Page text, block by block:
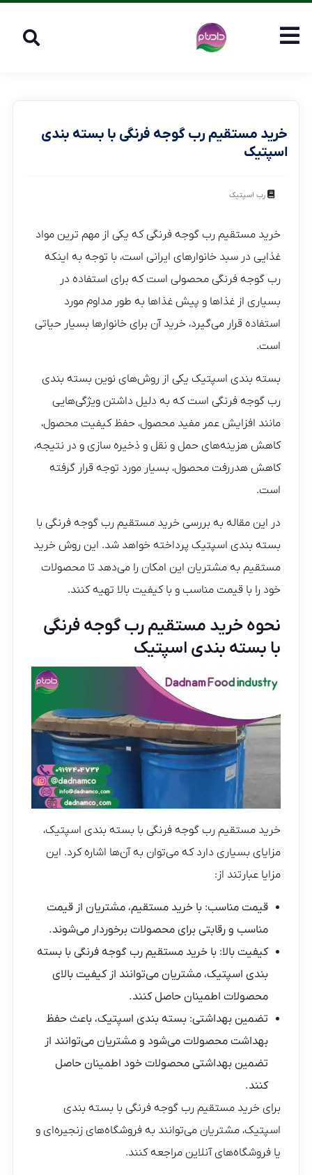
خرید مستقیم رب گوجه فرنگی با بسته بندی
اسپتیک
رب اسپتیک
خرید مستقیم رب گوجه فرنگی که یکی از مهم ترین مواد
غذایی در سبد خانوارهای ایرانی است، با توجه به اینکه
رب گوجه فرنگی محصولی است که برای استفاده در
بسیاری از غذاها و پیش غذاها به طور مداوم مورد
استفاده قرار می‌گیرد، خرید آن برای خانوارها بسیار حیاتی
است.
بسته بندی اسپتیک یکی از روش‌های نوین بسته بندی
رب گوجه فرنگی است که به دلیل داشتن ویژگی‌هایی
مانند افزایش عمر مفید محصول، حفظ کیفیت محصول،
کاهش هزینه‌های حمل و نقل و ذخیره سازی و در نتیجه،
کاهش هدررفت محصول، بسیار مورد توجه قرار گرفته
است.
در این مقاله به بررسی خرید مستقیم رب گوجه فرنگی با
بسته بندی اسپتیک پرداخته خواهد شد. این روش خرید
مستقیم به مشتریان این امکان را می‌دهد تا محصولات
خود را با قیمت مناسب و با کیفیت بالا تهیه کنند.
نحوه خرید مستقیم رب گوجه فرنگی
با بسته بندی اسپتیک
خرید مستقیم رب گوجه فرنگی با بسته بندی اسپتیک،
مزایای بسیاری دارد که می‌توان به آن‌ها اشاره کرد. این
مزایا عبارتند از:
قیمت مناسب: با خرید مستقیم، مشتریان از قیمت
مناسب و رقابتی برای محصولات برخوردار می‌شوند.
کیفیت بالا: با خرید مستقیم رب گوجه فرنگی با بسته
بندی اسپتیک، مشتریان می‌توانند از کیفیت بالای
محصولات اطمینان حاصل کنند.
تضمین بهداشتی: بسته بندی اسپتیک، باعث حفظ
بهداشت محصولات می‌شود و مشتریان می‌توانند از
تضمین بهداشتی محصولات خود اطمینان حاصل
کنند.
برای خرید مستقیم رب گوجه فرنگی با بسته بندی
اسپتیک، مشتریان می‌توانند به فروشگاه‌های زنجیره‌ای و
یا فروشگاه‌های آنلاین مراجعه کنند.